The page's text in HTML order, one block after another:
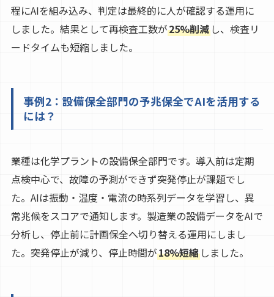
程にAIを組み込み、判定は最終的に人が確認する運用に
しました。結果として再検査工数が25%削減し、検査リ
ードタイムも短縮しました。
事例2：設備保全部門の予兆保全でAIを活用する
には？
業種は化学プラントの設備保全部門です。導入前は定期
点検中心で、故障の予測ができず突発停止が課題でし
た。AIは振動・温度・電流の時系列データを学習し、異
常兆候をスコアで通知します。製造業の設備データをAIで
分析し、停止前に計画保全へ切り替える運用にしまし
た。突発停止が減り、停止時間が18%短縮しました。